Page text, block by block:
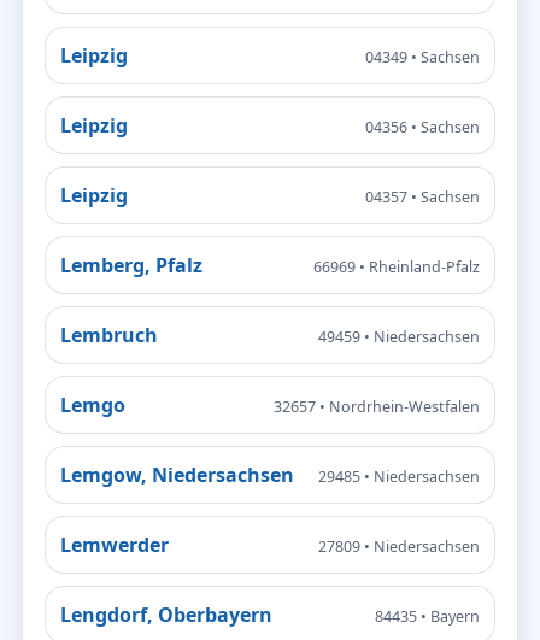
Leipzig 04349 • Sachsen
Leipzig 04356 • Sachsen
Leipzig 04357 • Sachsen
Lemberg, Pfalz 66969 • Rheinland-Pfalz
Lembruch 49459 • Niedersachsen
Lemgo 32657 • Nordrhein-Westfalen
Lemgow, Niedersachsen 29485 • Niedersachsen
Lemwerder 27809 • Niedersachsen
Lengdorf, Oberbayern 84435 • Bayern